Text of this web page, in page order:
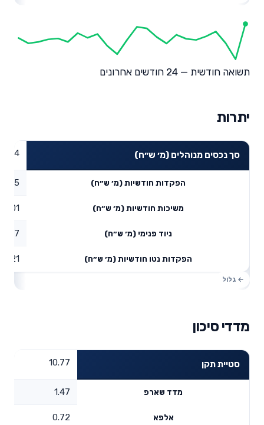
תשואה חודשית — 24 חודשים אחרונים
יתרות
סך נכסים מנוהלים (מ׳ ש״ח)
הפקדות חודשיות (מ׳ ש״ח)
משיכות חודשיות (מ׳ ש״ח) 18.01
ניוד פנימי (מ׳ ש״ח)
הפקדות נטו חודשיות (מ׳ ש״ח)
מדדי סיכון
סטיית תקן 10.77
מדד שארפ 1.47
אלפא 0.72